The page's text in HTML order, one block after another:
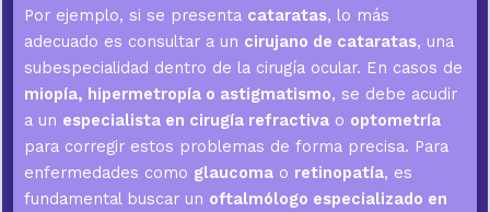
Por ejemplo, si se presenta cataratas, lo más
adecuado es consultar a un cirujano de cataratas, una
subespecialidad dentro de la cirugía ocular. En casos de
miopía, hipermetropía o astigmatismo, se debe acudir
a un especialista en cirugía refractiva o optometría
para corregir estos problemas de forma precisa. Para
enfermedades como glaucoma o retinopatía, es
fundamental buscar un oftalmólogo especializado en